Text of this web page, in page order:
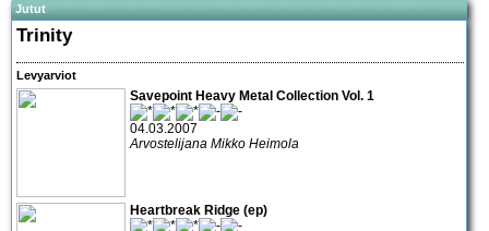
Jutut
Trinity
Levyarviot
Savepoint Heavy Metal Collection Vol. 1
04.03.2007
Arvostelijana Mikko Heimola
Heartbreak Ridge (ep)